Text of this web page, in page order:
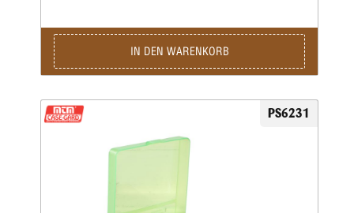
Unterseite jeder Box aufgeführt • Ladungsetikett im
Lieferumfang enthalten • Farbe: Rotklar
IN DEN WARENKORB
PS6231